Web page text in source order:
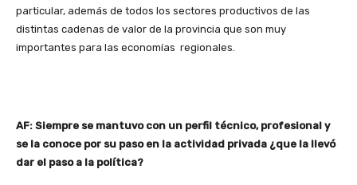
particular, además de todos los sectores productivos de las
distintas cadenas de valor de la provincia que son muy
importantes para las economías regionales.
AF: Siempre se mantuvo con un perfil técnico, profesional y
se la conoce por su paso en la actividad privada ¿que la llevó
dar el paso a la política?